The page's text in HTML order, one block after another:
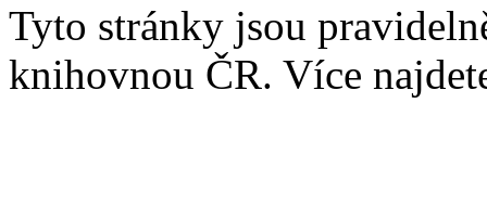
Tyto stránky jsou
knihovnou ČR. Více